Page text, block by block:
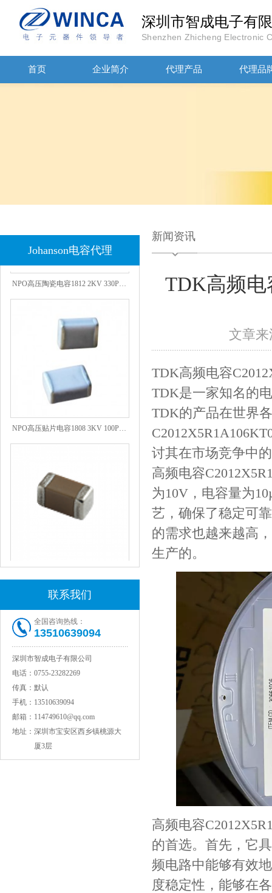
深圳市智成电子有
Shenzhen Zhicheng Electronic
首页 企业简介 代理产品 代理品
Johanson电容代理
NPO高压陶瓷电容1812 2KV 330PF 5%精度
NPO高压贴片电容1808 3KV 100PF J
联系我们
全国咨询热线：
13510639094
深圳市智成电子有限公司
电话： 0755-23282269
传真： 默认
手机： 13510639094
邮箱： 114749610@qq.com
地址： 深圳市宝安区西乡镇桃源大
厦3层
新闻资讯
TDK高频电
文章
TDK高频电容
TDK是一家知名的
TDK的产品在世界
讨其在市场竞争中
高频电容
为10V，电容量为
艺，确保了稳定可
的需求也越来越高
生产的。
高频电容
的首选。首先，它
频电路中能够有效
度稳定性，能够在